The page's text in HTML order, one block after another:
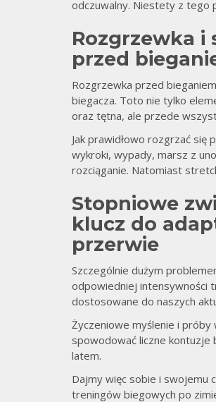
odczuwalny. Niestety z tego
Rozgrzewka
przed
Rozgrzewka przed
biegacza. Toto nie tylko
oraz tętna, ale przede
Jak prawidłowo rozgrzać się
wykroki, wypady, marsz z
rozciąganie. Natomiast
Stopniowe
klucz do
przerwie
Szczególnie dużym
odpowiedniej intensywności
dostosowane do naszych
Życzeniowe myślenie i próby
spowodować liczne
latem.
Dajmy więc sobie i swojemu
treningów biegowych po